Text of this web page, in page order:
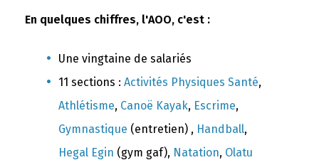
En quelques chiffres, l'AOO, c'est :
Une vingtaine de salariés
11 sections : Activités Physiques Santé,
Athlétisme, Canoë Kayak, Escrime,
Gymnastique (entretien) , Handball,
Hegal Egin (gym gaf), Natation, Olatu